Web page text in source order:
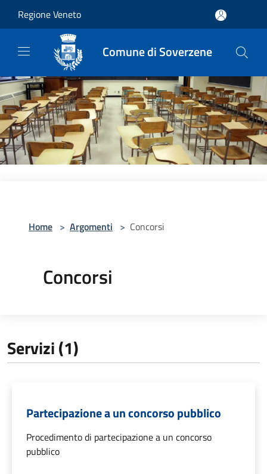
Regione Veneto
Comune di Soverzene
Home > Argomenti > Concorsi
Concorsi
Servizi (1)
Partecipazione a un concorso pubblico
Procedimento di partecipazione a un concorso
pubblico